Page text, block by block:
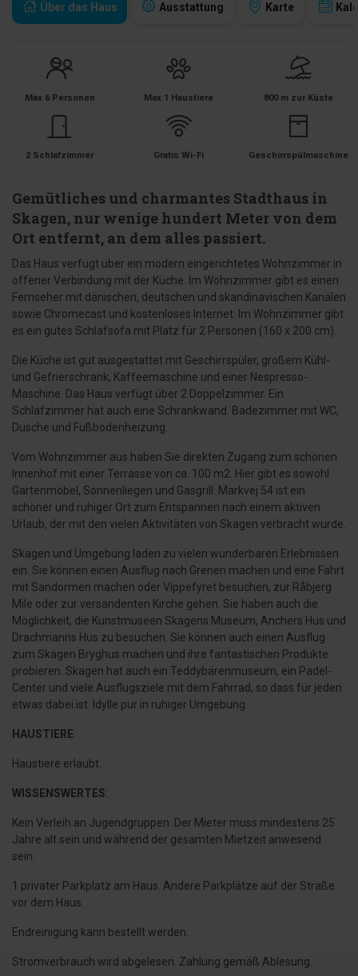
Über das Haus Ausstattung Karte
Max 6 Personen Max 1 Haustiere 800 m zur Küste
2 Schlafzimmer Gratis Wi-Fi Geschirrspülmaschine
Gemütliches und charmantes Stadthaus in
Skagen, nur wenige hundert Meter von dem
Ort entfernt, an dem alles passiert.
Das Haus verfügt über ein modern eingerichtetes Wohnzimmer in
offener Verbindung mit der Küche. Im Wohnzimmer gibt es einen
Fernseher mit dänischen, deutschen und skandinavischen Kanälen
sowie Chromecast und kostenloses Internet. Im Wohnzimmer gibt
es ein gutes Schlafsofa mit Platz für 2 Personen (160 x 200 cm).
Die Küche ist gut ausgestattet mit Geschirrspüler, großem Kühl-
und Gefrierschrank, Kaffeemaschine und einer Nespresso-
Maschine. Das Haus verfügt über 2 Doppelzimmer. Ein
Schlafzimmer hat auch eine Schrankwand. Badezimmer mit WC,
Dusche und Fußbodenheizung.
Vom Wohnzimmer aus haben Sie direkten Zugang zum schönen
Innenhof mit einer Terrasse von ca. 100 m2. Hier gibt es sowohl
Gartenmöbel, Sonnenliegen und Gasgrill. Markvej 54 ist ein
schöner und ruhiger Ort zum Entspannen nach einem aktiven
Urlaub, der mit den vielen Aktivitäten von Skagen verbracht wurde.
Skagen und Umgebung laden zu vielen wunderbaren Erlebnissen
ein. Sie können einen Ausflug nach Grenen machen und eine Fahrt
mit Sandormen machen oder Vippefyret besuchen, zur Råbjerg
Mile oder zur versandenten Kirche gehen. Sie haben auch die
Möglichkeit, die Kunstmuseen Skagens Museum, Anchers Hus und
Drachmanns Hus zu besuchen. Sie können auch einen Ausflug
zum Skagen Bryghus machen und ihre fantastischen Produkte
probieren. Skagen hat auch ein Teddybärenmuseum, ein Padel-
Center und viele Ausflugsziele mit dem Fahrrad, so dass für jeden
etwas dabei ist. Idylle pur in ruhiger Umgebung.
HAUSTIERE:
Haustiere erlaubt.
WISSENSWERTES:
Kein Verleih an Jugendgruppen. Der Mieter muss mindestens 25
Jahre alt sein und während der gesamten Mietzeit anwesend
sein.
1 privater Parkplatz am Haus. Andere Parkplätze auf der Straße
vor dem Haus.
Endreinigung kann bestellt werden.
Stromverbrauch wird abgelesen. Zahlung gemäß Ablesung.